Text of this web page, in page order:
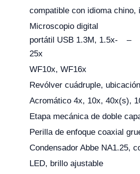
compatible con idioma chino,
Microscopio digital
portátil USB 1.3M, 1.5x-
25x
–
WF10x, WF16x
Revólver cuádruple,
Acromático 4x, 10x, 40x(s),
Etapa mecánica de doble
Perilla de enfoque coaxial
Condensador Abbe NA1.25,
LED, brillo ajustable